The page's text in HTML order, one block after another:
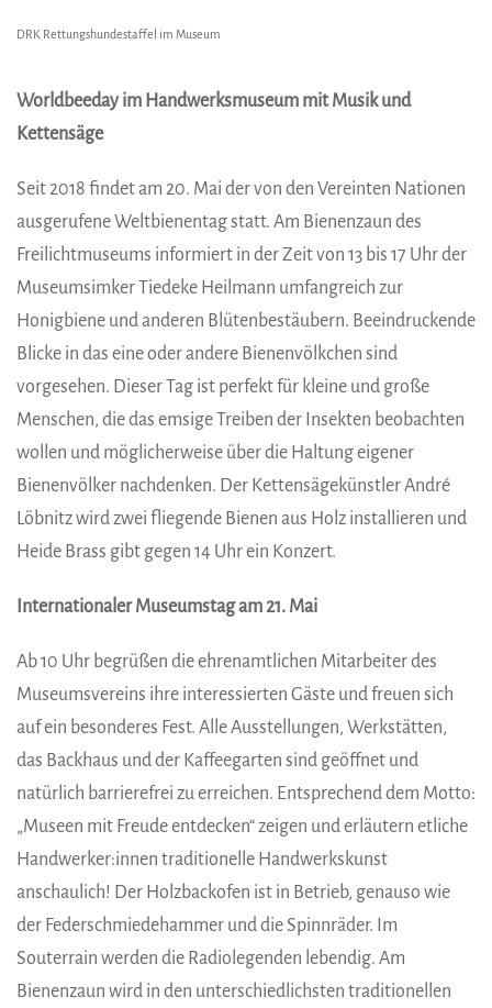
DRK Rettungshundestaffel im Museum
Worldbeeday im Handwerksmuseum mit Musik und
Kettensäge
Seit 2018 findet am 20. Mai der von den Vereinten Nationen
ausgerufene Weltbienentag statt. Am Bienenzaun des
Freilichtmuseums informiert in der Zeit von 13 bis 17 Uhr der
Museumsimker Tiedeke Heilmann umfangreich zur
Honigbiene und anderen Blütenbestäubern. Beeindruckende
Blicke in das eine oder andere Bienenvölkchen sind
vorgesehen. Dieser Tag ist perfekt für kleine und große
Menschen, die das emsige Treiben der Insekten beobachten
wollen und möglicherweise über die Haltung eigener
Bienenvölker nachdenken. Der Kettensägekünstler André
Löbnitz wird zwei fliegende Bienen aus Holz installieren und
Heide Brass gibt gegen 14 Uhr ein Konzert.
Internationaler Museumstag am 21. Mai
Ab 10 Uhr begrüßen die ehrenamtlichen Mitarbeiter des
Museumsvereins ihre interessierten Gäste und freuen sich
auf ein besonderes Fest. Alle Ausstellungen, Werkstätten,
das Backhaus und der Kaffeegarten sind geöffnet und
natürlich barrierefrei zu erreichen. Entsprechend dem Motto:
„Museen mit Freude entdecken“ zeigen und erläutern etliche
Handwerker:innen traditionelle Handwerkskunst
anschaulich! Der Holzbackofen ist in Betrieb, genauso wie
der Federschmiedehammer und die Spinnräder. Im
Souterrain werden die Radiolegenden lebendig. Am
Bienenzaun wird in den unterschiedlichsten traditionellen